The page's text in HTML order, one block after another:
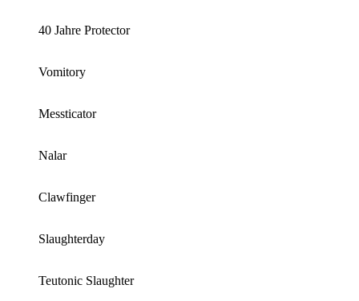
40 Jahre Protector
Vomitory
Messticator
Nalar
Clawfinger
Slaughterday
Teutonic Slaughter